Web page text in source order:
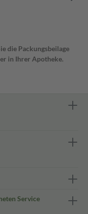
die Packungsbeilage
in Ihrer Apotheke.
Service